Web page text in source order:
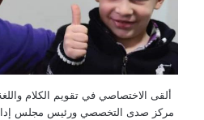
ألقى الاختصاصي في تقويم الكلام
مركز صدى التخصصي ورئيس مجلس